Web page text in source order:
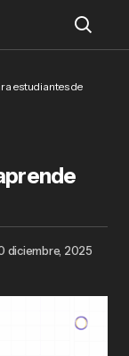
reales
estudiantes de
diciembre, 2025